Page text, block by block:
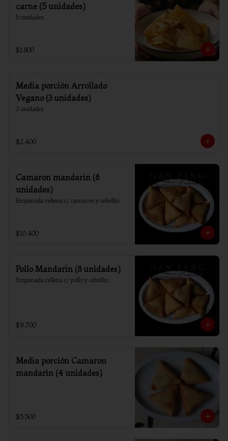
carne (5 unidades)
5 unidades
$1.800
Media porción Arrollado
Vegano (3 unidades)
3 unidades
$2.400
Camaron mandarin (8
unidades)
Empanada rellena c/ camaron y cebollin
$10.400
Pollo Mandarin (8 unidades)
Empanada rellena c/ pollo y cebollin
$9.700
Media porción Camaron
mandarin (4 unidades)
$5.500